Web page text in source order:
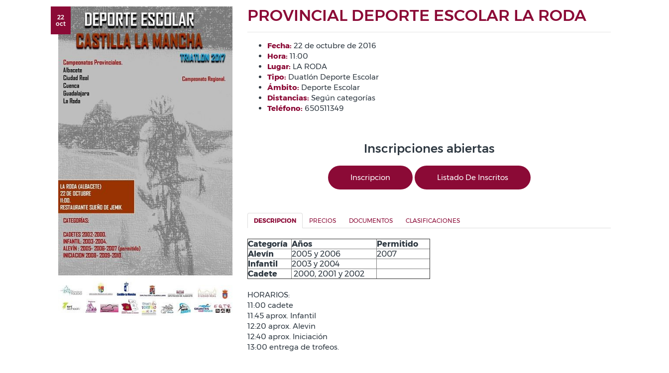
22
oct
PROVINCIAL DEPORTE ESCOLAR LA RODA
Fecha: 22 de octubre de 2016
Hora: 11:00
Lugar: LA RODA
Tipo: Duatlón Deporte Escolar
Ámbito: Deporte Escolar
Distancias: Según categorías
Teléfono: 650511349
Inscripciones abiertas
Inscripcion Listado De Inscritos
DESCRIPCION PRECIOS DOCUMENTOS CLASIFICACIONES
Categoría Años
Permitido
Alevín
2005 y 2006
2007
Infantil
2003 y 2004
Cadete
2000, 2001 y 2002
HORARIOS:
11:00 cadete
11:45 aprox. Infantil
12:20 aprox. Alevin
12:40 aprox. Iniciación
13:00 entrega de trofeos.